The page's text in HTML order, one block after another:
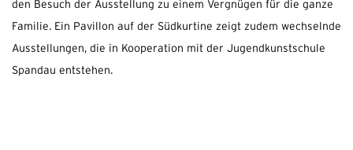
den Besuch der Ausstellung zu einem Vergnügen für die ganze
Familie. Ein Pavillon auf der Südkurtine zeigt zudem wechselnde
Ausstellungen, die in Kooperation mit der Jugendkunstschule
Spandau entstehen.